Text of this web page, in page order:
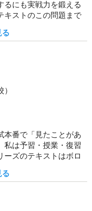
るにも実戦力を鍛える
キストのこの問題まで
つけやすかったと感じ
る
本番で「見たことがあ
私は予習・授業・復習
ーズのテキストはボロ
への一番の近道だった
る